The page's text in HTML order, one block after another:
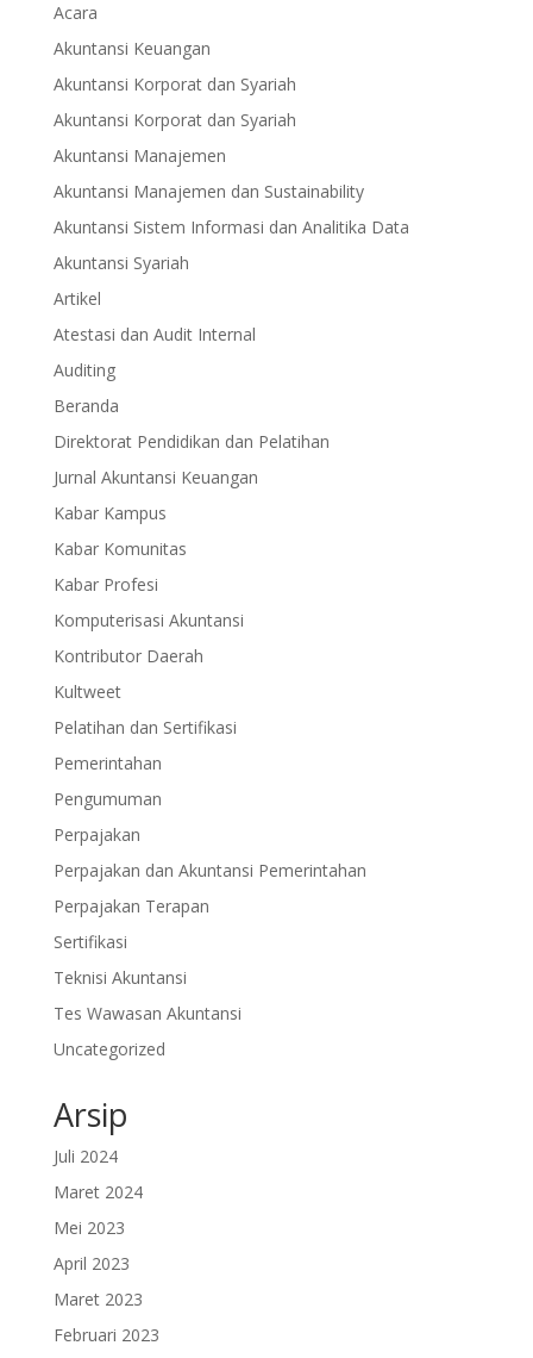
Acara
Akuntansi Keuangan
Akuntansi Korporat dan Syariah
Akuntansi Korporat dan Syariah
Akuntansi Manajemen
Akuntansi Manajemen dan Sustainability
Akuntansi Sistem Informasi dan Analitika Data
Akuntansi Syariah
Artikel
Atestasi dan Audit Internal
Auditing
Beranda
Direktorat Pendidikan dan Pelatihan
Jurnal Akuntansi Keuangan
Kabar Kampus
Kabar Komunitas
Kabar Profesi
Komputerisasi Akuntansi
Kontributor Daerah
Kultweet
Pelatihan dan Sertifikasi
Pemerintahan
Pengumuman
Perpajakan
Perpajakan dan Akuntansi Pemerintahan
Perpajakan Terapan
Sertifikasi
Teknisi Akuntansi
Tes Wawasan Akuntansi
Uncategorized
Arsip
Juli 2024
Maret 2024
Mei 2023
April 2023
Maret 2023
Februari 2023